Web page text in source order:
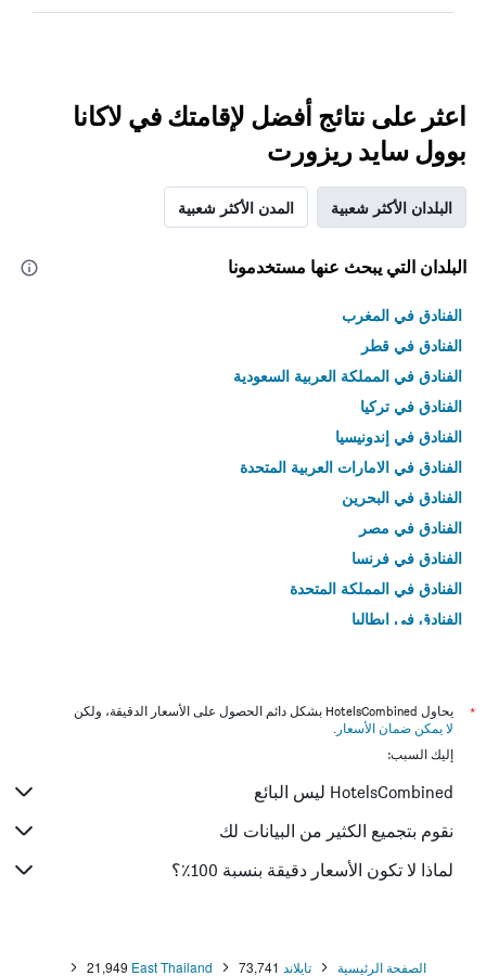
اعثر على نتائج أفضل لإقامتك في لاكانا
بوول سايد ريزورت
البلدان الأكثر شعبية المدن الأكثر شعبية
البلدان التي يبحث عنها مستخدمونا
الفنادق في المغرب
الفنادق في قطر
الفنادق في المملكة العربية السعودية
الفنادق في تركيا
الفنادق في إندونيسيا
الفنادق في الامارات العربية المتحدة
الفنادق في البحرين
الفنادق في مصر
الفنادق في فرنسا
الفنادق في المملكة المتحدة
الفنادق في إيطاليا
*
يحاول HotelsCombined بشكل دائم الحصول على الأسعار الدقيقة، ولكن
لا يمكن ضمان الأسعار .
إليك السبب:
HotelsCombined ليس البائع
نقوم بتجميع الكثير من البيانات لك
لماذا لا تكون الأسعار دقيقة بنسبة 100٪؟
الصفحة الرئيسية تايلاند 73,741
East Thailand
21,949